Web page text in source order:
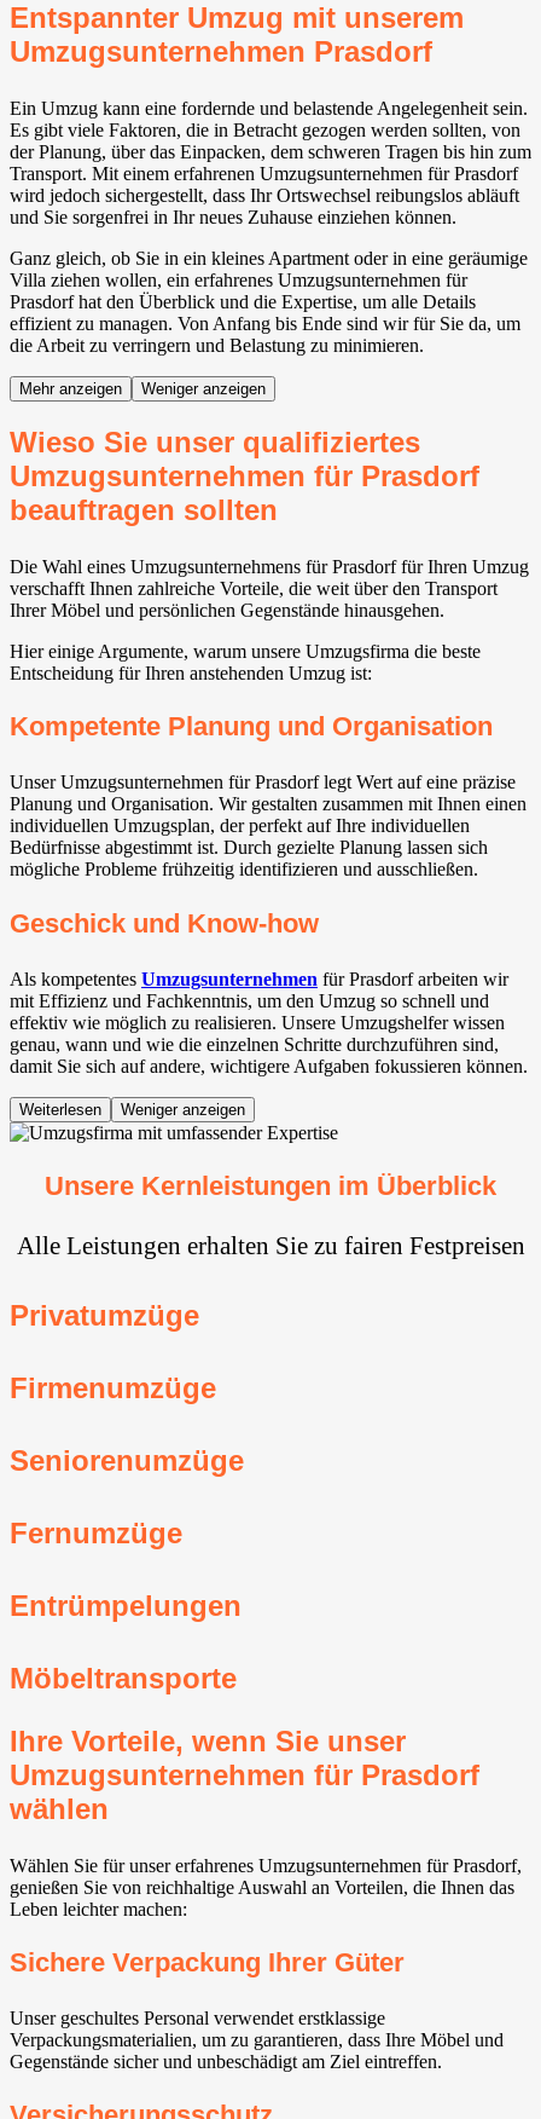
Entspannter Umzug mit unserem
Umzugsunternehmen Prasdorf
Ein Umzug kann eine fordernde und belastende Angelegenheit sein.
Es gibt viele Faktoren, die in Betracht gezogen werden sollten, von
der Planung, über das Einpacken, dem schweren Tragen bis hin zum
Transport. Mit einem erfahrenen Umzugsunternehmen für Prasdorf
wird jedoch sichergestellt, dass Ihr Ortswechsel reibungslos abläuft
und Sie sorgenfrei in Ihr neues Zuhause einziehen können.
Ganz gleich, ob Sie in ein kleines Apartment oder in eine geräumige
Villa ziehen wollen, ein erfahrenes Umzugsunternehmen für
Prasdorf hat den Überblick und die Expertise, um alle Details
effizient zu managen. Von Anfang bis Ende sind wir für Sie da, um
die Arbeit zu verringern und Belastung zu minimieren.
Mehr anzeigen Weniger anzeigen
Wieso Sie unser qualifiziertes
Umzugsunternehmen für Prasdorf
beauftragen sollten
Die Wahl eines Umzugsunternehmens für Prasdorf für Ihren Umzug
verschafft Ihnen zahlreiche Vorteile, die weit über den Transport
Ihrer Möbel und persönlichen Gegenstände hinausgehen.
Hier einige Argumente, warum unsere Umzugsfirma die beste
Entscheidung für Ihren anstehenden Umzug ist:
Kompetente Planung und Organisation
Unser Umzugsunternehmen für Prasdorf legt Wert auf eine präzise
Planung und Organisation. Wir gestalten zusammen mit Ihnen einen
individuellen Umzugsplan, der perfekt auf Ihre individuellen
Bedürfnisse abgestimmt ist. Durch gezielte Planung lassen sich
mögliche Probleme frühzeitig identifizieren und ausschließen.
Geschick und Know-how
Als kompetentes Umzugsunternehmen für Prasdorf arbeiten wir
mit Effizienz und Fachkenntnis, um den Umzug so schnell und
effektiv wie möglich zu realisieren. Unsere Umzugshelfer wissen
genau, wann und wie die einzelnen Schritte durchzuführen sind,
damit Sie sich auf andere, wichtigere Aufgaben fokussieren können.
Weiterlesen Weniger anzeigen
Unsere Kernleistungen im Überblick
Alle Leistungen erhalten Sie zu fairen Festpreisen
Privatumzüge
Firmenumzüge
Seniorenumzüge
Fernumzüge
Entrümpelungen
Möbeltransporte
Ihre Vorteile, wenn Sie unser
Umzugsunternehmen für Prasdorf
wählen
Wählen Sie für unser erfahrenes Umzugsunternehmen für Prasdorf,
genießen Sie von reichhaltige Auswahl an Vorteilen, die Ihnen das
Leben leichter machen:
Sichere Verpackung Ihrer Güter
Unser geschultes Personal verwendet erstklassige
Verpackungsmaterialien, um zu garantieren, dass Ihre Möbel und
Gegenstände sicher und unbeschädigt am Ziel eintreffen.